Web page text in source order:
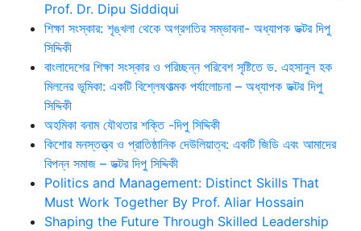
Prof. Dr. Dipu Siddiqui
শিক্ষা সংস্কার: শৃঙ্খলা থেকে অগ্রগতির সম্ভাবনা- অধ্যাপক ডক্টর দিপু
সিদ্দিকী
বাংলাদেশের শিক্ষা সংস্কার ও পরিচ্ছন্ন পরিবেশ সৃষ্টিতে ড. এহসানুল হক
মিলনের ভূমিকা: একটি বিশ্লেষণাত্মক পর্যালোচনা – অধ্যাপক ডক্টর দিপু
সিদ্দিকী
অহমিকা বনাম যৌথতার শক্তি -দিপু সিদ্দিকী
কিশোর মনস্তত্ত্ব ও প্রাতিষ্ঠানিক দেউলিয়াত্ব: একটি জিডি এবং আমাদের
বিপন্ন সমাজ – ডক্টর দিপু সিদ্দিকী
Politics and Management: Distinct Skills That
Must Work Together By Prof. Aliar Hossain
Shaping the Future Through Skilled Leadership